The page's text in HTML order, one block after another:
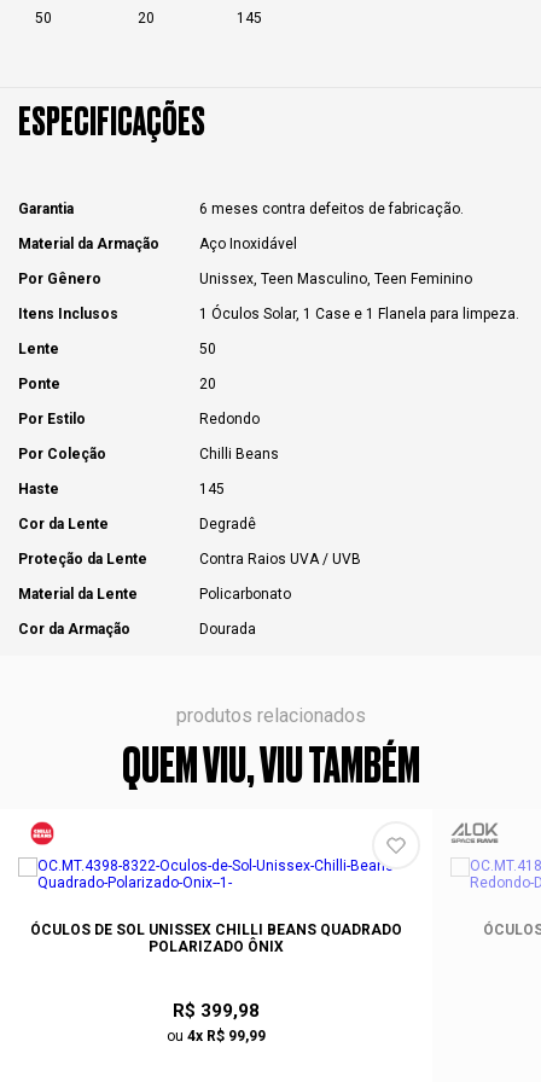
50 20 145
ESPECIFICAÇÕES
Garantia 6 meses contra defeitos de fabricação.
Material da Armação Aço Inoxidável
Por Gênero Unissex, Teen Masculino, Teen Feminino
Itens Inclusos 1 Óculos Solar, 1 Case e 1 Flanela para limpeza.
Lente 50
Ponte 20
Por Estilo Redondo
Por Coleção Chilli Beans
Haste 145
Cor da Lente Degradê
Proteção da Lente Contra Raios UVA / UVB
Material da Lente Policarbonato
Cor da Armação Dourada
produtos relacionados
QUEM VIU, VIU TAMBÉM
ÓCULOS DE SOL UNISSEX CHILLI BEANS QUADRADO
POLARIZADO ÔNIX
R$ 399,98
ou 4x R$ 99,99